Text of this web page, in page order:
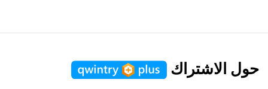
حول الاشتراك